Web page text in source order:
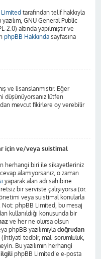
tarafından telif hakkıyla
yazılım, GNU General Public
2.0) altında yapılmıştır ve
phpBB Hakkında sayfasına
ve lisanslanmıştır. Eğer
lütfen
mevcut fikirlere oy verebilir
için ve/veya suistimal
herhangi biri ile şikayetleriniz
alamıyorsanız, o zaman
yaparak alan adı sahibine
bir serviste çalışıyorsa (ör.
veya suistimal konularla
phpBB Limited, bu mesaj
kullanıldığı konusunda bir
ve her ne olursa olsun
phpBB yazılımıyladoğrudan
tedbir, mali sorumluluk,
Bu yazılımın herhangi
ilgili phpBB Limited’e e-posta